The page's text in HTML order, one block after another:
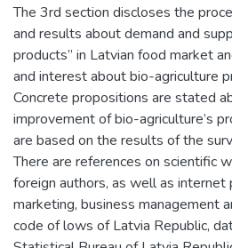
The 3rd section discloses the
and results about demand and
products” in Latvian food market
and interest about bio-agriculture
Concrete propositions are stated
improvement of bio-agriculture’s
are based on the results of the
There are references on scientific
foreign authors, as well as internet
marketing, business management
code of lows of Latvia Republic,